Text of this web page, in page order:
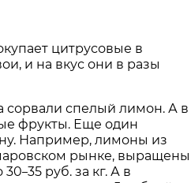
цитрусовые в
и на вкус они в разы
сорвали спелый лимон. А в
фрукты. Еще один
Например, лимоны из
рынке, выращены
30–35 руб. за кг. А в